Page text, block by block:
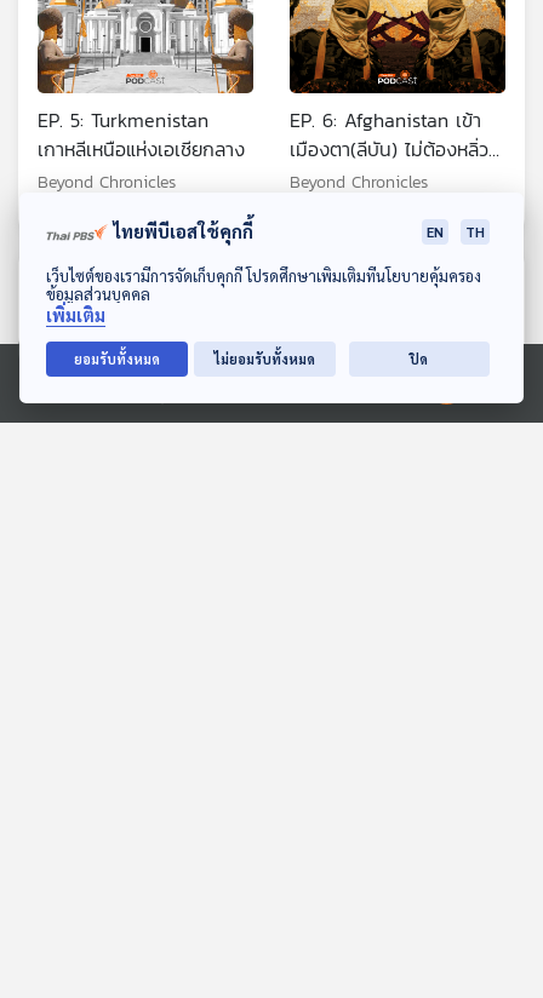
ดาวน์โหลด Thai PBS Podcast Application
Ⓒ 2020 องค์การกระจายเสียงและแพร่ภาพสาธารณะแห่งประเทศไทย
EP. 5: Turkmenistan
เกาหลีเหนือแห่งเอเชียกลาง
Beyond Chronicles
EP. 6: Afghanistan เข้า
เมืองตา(ลีบัน) ไม่ต้องหลิ่ว
ตาตาม
Beyond Chronicles
ตอนที่เกี่ยวข้อง
ไทยพีบีเอสใช้คุกกี้ EN TH
เว็บไซต์ของเรามีการจัดเก็บคุกกี้ โปรดศึกษาเพิ่มเติมที่นโยบายคุ้มครอง
ข้อมูลส่วนบุคคล
เพิ่มเติม
ยอมรับทั้งหมด ไม่ยอมรับทั้งหมด ปิด